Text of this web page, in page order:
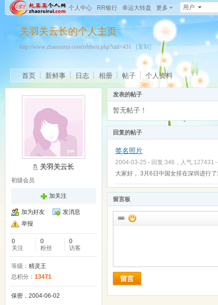
个人中心 RR银行 幸运大转盘 更多 用户
关羽关云长的个人主页
http://www.zhaoruirui.com/rrbbs/u.php?uid=431 [复制]
首页 新鲜事 日志 相册 帖子 个人资料
关羽关云长
初级会员
加关注
加为好友
发消息
举报
0
关注
0
粉丝
0
访客
等级： 精灵王
总积分： 13471
保密，2004-06-02
发表的帖子
暂无帖子！
回复的帖子
签名照片
2004-03-25 - 回复:346，人气:127431
大家好， 3月6日中国女排在深圳进行
留言板
留言